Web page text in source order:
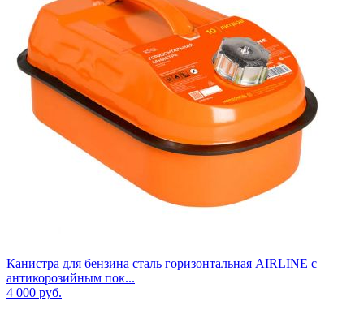
Канистра для бензина сталь горизонтальная AIRLINE с
антикорозийным пок...
4 000 руб.